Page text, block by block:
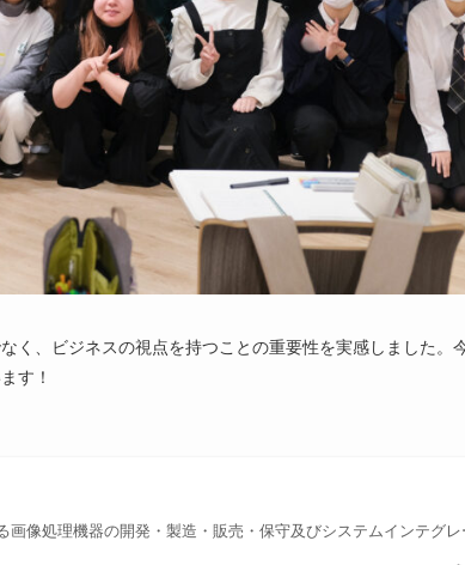
く、ビジネスの視点を持つことの重要性を実感しました。
す！
像処理機器の開発・製造・販売・保守及びシステムインテグ